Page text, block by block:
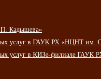
Кадышева»
услуг в ГАУК РХ «НЦНТ
услуг в КИЗе-филиале